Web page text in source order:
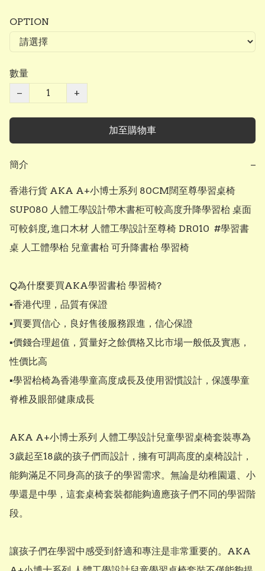
OPTION
數量
−
+
加至購物車
簡介 −
香港行貨 AKA A+小博士系列 80CM闊至尊學習桌椅
SUP080 人體工學設計帶木書柜可較高度升降學習枱 桌面
可較斜度, 進口木材 人體工學設計至尊椅 DR010  #學習書
桌 人工體學枱 兒童書枱 可升降書枱 學習椅
Q為什麼要買AKA學習書枱 學習椅?
▪︎香港代理，品質有保證
▪︎買要買信心，良好售後服務跟進，信心保證
▪︎價錢合理超值，質量好之餘價格又比市場一般低及實惠，
性價比高
▪︎學習枱椅為香港學童高度成長及使用習慣設計，保護學童
脊椎及眼部健康成長
AKA A+小博士系列 人體工學設計兒童學習桌椅套裝專為
3歲起至18歲的孩子們而設計，擁有可調高度的桌椅設計，
能夠滿足不同身高的孩子的學習需求。無論是幼稚園還、小
學還是中學，這套桌椅套裝都能夠適應孩子們不同的學習階
段。
讓孩子們在學習中感受到舒適和專注是非常重要的。AKA